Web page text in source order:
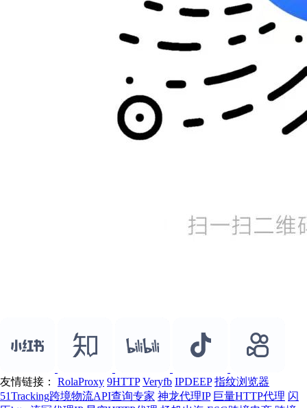
友情链接： RolaProxy 9HTTP Veryfb IPDEEP 指纹浏览器
51Tracking跨境物流API查询专家 神龙代理IP 巨量HTTP代理 闪